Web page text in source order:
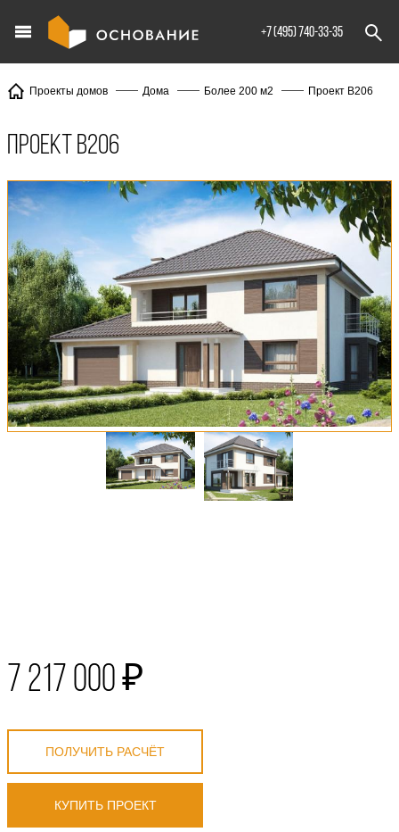
+7 (495) 740-33-35
Проекты домов Дома Более 200 м2 Проект В206
Проект В206
7 217 000 ₽
ПОЛУЧИТЬ РАСЧЁТ
КУПИТЬ ПРОЕКТ